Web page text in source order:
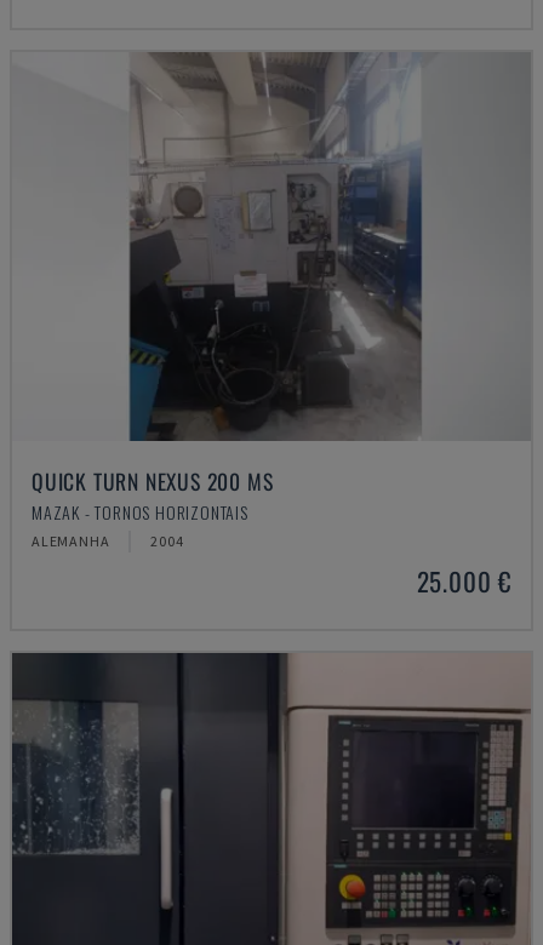
QUICK TURN NEXUS 200 MS
MAZAK - TORNOS HORIZONTAIS
ALEMANHA 2004
25.000 €